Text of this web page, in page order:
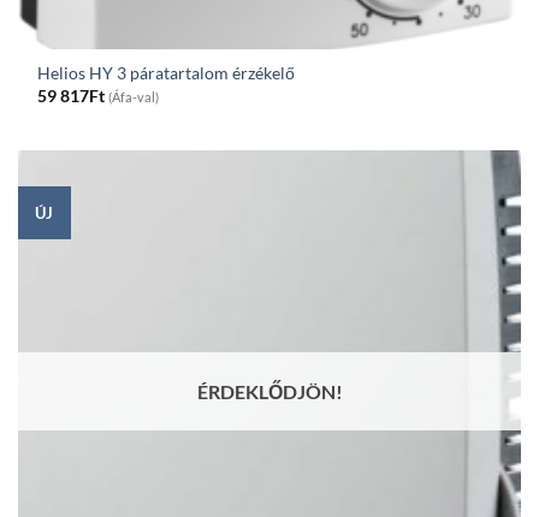
Helios HY 3 páratartalom érzékelő
59 817Ft (Áfa-val)
ÚJ
ÉRDEKLŐDJÖN!